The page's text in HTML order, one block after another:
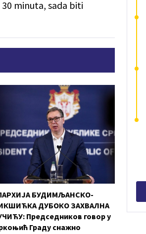
minuta, sada biti
БУДИМЉАНСКО-
ДУБОКО ЗАХВАЛНА
Председников говор у
Граду снажно